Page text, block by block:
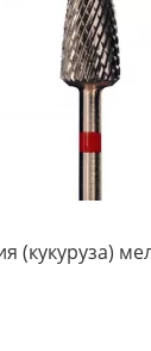
(кукуруза)